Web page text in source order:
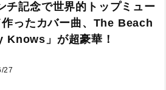
記念で世界的トップミュー
ったカバー曲、The Beach
」が超豪華！
27